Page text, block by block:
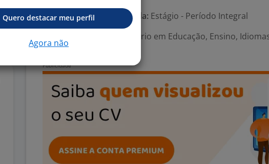
Tipo de contrato e Jornada: Estágio - Período Integral
Estagiário em Educação, Ensino,
Escolar, Pedagogia
Quero destacar meu perfil
Agora não